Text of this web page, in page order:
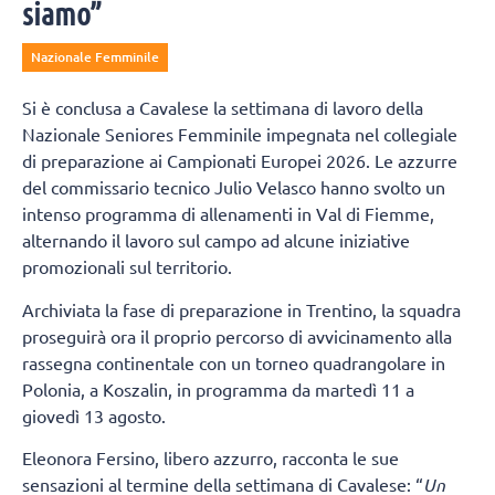
siamo”
Nazionale Femminile
Si è conclusa a Cavalese la settimana di lavoro della
Nazionale Seniores Femminile impegnata nel collegiale
di preparazione ai Campionati Europei 2026. Le azzurre
del commissario tecnico Julio Velasco hanno svolto un
intenso programma di allenamenti in Val di Fiemme,
alternando il lavoro sul campo ad alcune iniziative
promozionali sul territorio.
Archiviata la fase di preparazione in Trentino, la squadra
proseguirà ora il proprio percorso di avvicinamento alla
rassegna continentale con un torneo quadrangolare in
Polonia, a Koszalin, in programma da martedì 11 a
giovedì 13 agosto.
Eleonora Fersino, libero azzurro, racconta le sue
sensazioni al termine della settimana di Cavalese: “Un